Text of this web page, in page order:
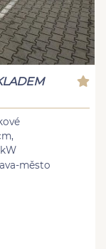
město